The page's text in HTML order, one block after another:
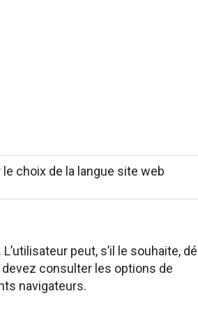
le choix de la langue site web
peut, s’il le souhaite,
consulter les options de
navigateurs.